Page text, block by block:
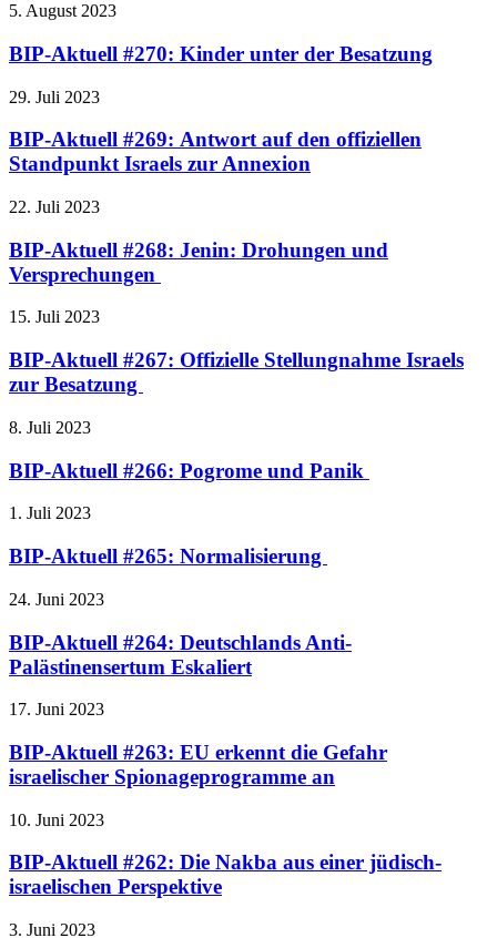
5. August 2023
BIP-Aktuell #270: Kinder unter der Besatzung
29. Juli 2023
BIP-Aktuell #269: Antwort auf den offiziellen
Standpunkt Israels zur Annexion
22. Juli 2023
BIP-Aktuell #268: Jenin: Drohungen und
Versprechungen
15. Juli 2023
BIP-Aktuell #267: Offizielle Stellungnahme Israels
zur Besatzung
8. Juli 2023
BIP-Aktuell #266: Pogrome und Panik
1. Juli 2023
BIP-Aktuell #265: Normalisierung
24. Juni 2023
BIP-Aktuell #264: Deutschlands Anti-
Palästinensertum Eskaliert
17. Juni 2023
BIP-Aktuell #263: EU erkennt die Gefahr
israelischer Spionageprogramme an
10. Juni 2023
BIP-Aktuell #262: Die Nakba aus einer jüdisch-
israelischen Perspektive
3. Juni 2023